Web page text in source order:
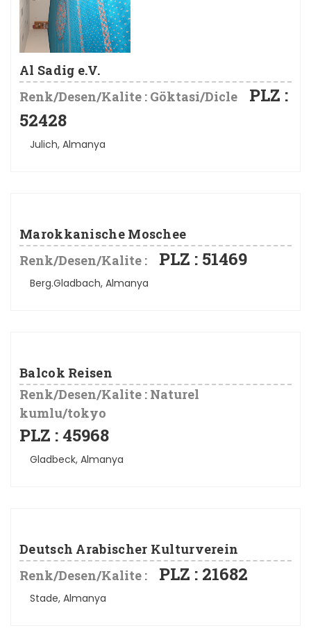
Al Sadig e.V.
Renk/Desen/Kalite : Göktasi/Dicle
PLZ :
52428
Julich, Almanya
Marokkanische Moschee
Renk/Desen/Kalite :
PLZ : 51469
Berg.Gladbach, Almanya
Balcok Reisen
Renk/Desen/Kalite : Naturel
kumlu/tokyo
PLZ : 45968
Gladbeck, Almanya
Deutsch Arabischer Kulturverein
Renk/Desen/Kalite :
PLZ : 21682
Stade, Almanya